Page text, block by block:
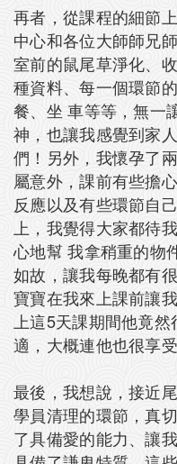
再者，從課程的細節
中心和各位大師師兄
室前的鼠尾草淨化、
種資料、每一個環節
餐、坐 車等等，無一
神，也讓我感覺到家
們！另外，我懷孕了
屬意外，課前有些擔
反應以及有些環節自
上，我覺得大家都待
心地幫 我拿稍重的物
如故，讓我每晚都有
寶寶在我來上課前讓
上這5天課期間他竟
適，大概連他也很享
最後，我想說，接近
學員清理的環節，真
了具備愛的能力、讓